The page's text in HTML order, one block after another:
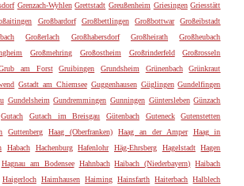
Grenzach-Wyhlen Grettstadt Greußenheim Griesingen Griesstätt
Großbardorf Großbettlingen Großbottwar
Großeibstadt
Großerlach Großhabersdorf Großheirath
Großheubach
Großmehring Großostheim Großrinderfeld
Großrosseln
am Forst Gruibingen Grundsheim Grünenbach
Grünkraut
Gstadt am Chiemsee Guggenhausen Güglingen Gundelfingen
Gundelsheim Gundremmingen Gunningen Güntersleben Günzach
Gutach Gutach im Breisgau Gütenbach Guteneck
Gutenstetten
Guttenberg Haag (Oberfranken) Haag an der Amper
Haag in
Habach Hachenburg Hafenlohr Häg-Ehrsberg Hagelstadt
Hagen
Hagnau am Bodensee Hahnbach Haibach (Niederbayern) Haibach
Haigerloch Haimhausen Haiming Hainsfarth Haiterbach Halblech